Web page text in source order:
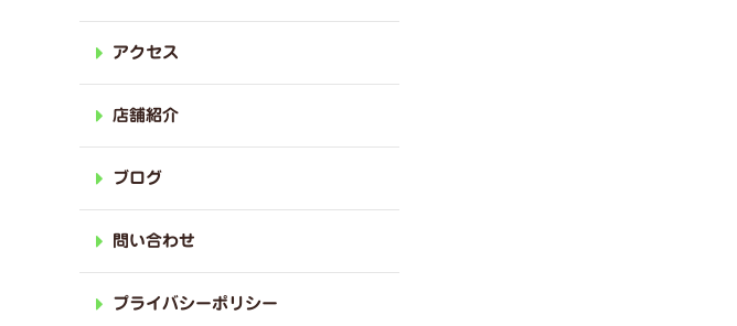
アクセス
店舗紹介
ブログ
問い合わせ
プライバシーポリシー